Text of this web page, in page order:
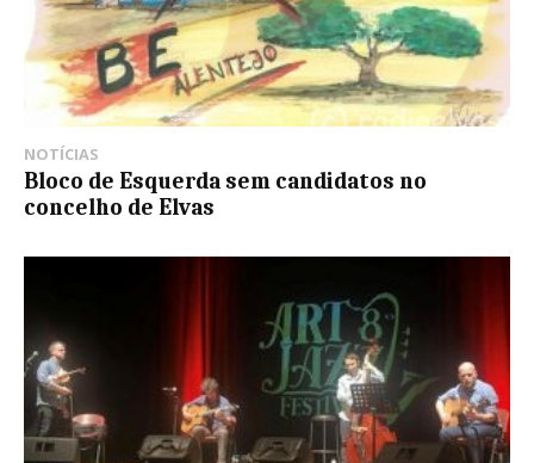
NOTÍCIAS
Bloco de Esquerda sem candidatos no
concelho de Elvas